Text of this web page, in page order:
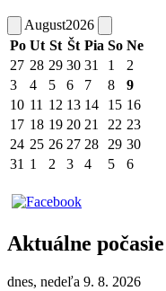
August2026
Po Ut St Št Pia So Ne
27 28 29 30 31 1
2
3
4 5 6 7 8
9
10 11 12 13 14 15 16
17 18 19 20 21 22 23
24 25 26 27 28 29 30
31 1 2 3 4 5 6
Aktuálne počasie
dnes, nedeľa 9. 8. 2026